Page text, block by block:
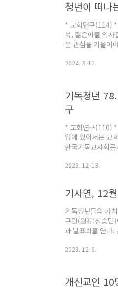
청년이 떠나
* 교회연구(114) *
복, 젊은이를 의사
은 관심을 기울여
자율적으로 정하
후 3시 서울 서대
2024. 3. 12.
기독청년
구
* 교회연구(110) *
앙에 있어서는 교
한국기독교사회
두 번째 발표다. (
있었으며, 이중 '
나타났
2023. 12. 13.
기사연, 12
기독청년들의 가
구원(원장:신승민
과 발표회를 연다.
https://
2023. 12. 6.
개신교인